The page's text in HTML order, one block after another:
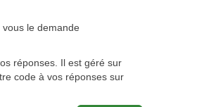
le demande
réponses. Il est géré sur
code à vos réponses sur